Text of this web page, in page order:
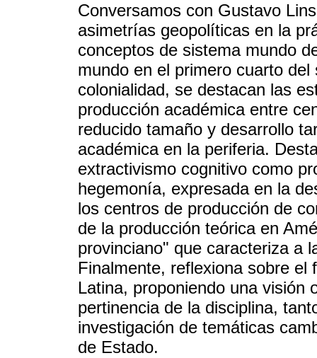
Conversamos con Gustavo
asimetrías geopolíticas en la
conceptos de sistema mundo
mundo en el primero cuarto
colonialidad, se destacan las
producción académica entre
reducido tamaño y desarrollo
académica en la periferia.
extractivismo cognitivo como
hegemonía, expresada en la
los centros de producción de
de la producción teórica en
provinciano" que caracteriza a
Finalmente, reflexiona sobre
Latina, proponiendo una visión
pertinencia de la disciplina,
investigación de temáticas
de Estado.